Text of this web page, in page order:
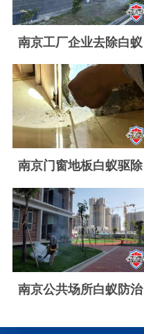
临海白蚁防治
三门白蚁防治
天台白蚁防治
仙居白蚁防治
广州白蚁防治
东莞白蚁防治
佛山白蚁防治
深圳白蚁防治
云浮白蚁防治
新兴白蚁防治
南京工厂企业去除白蚁
南京门窗地板白蚁驱除
南京公共场所白蚁防治